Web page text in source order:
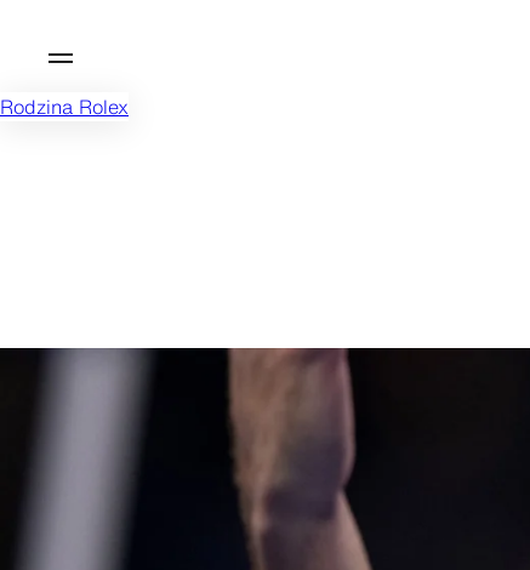
Rodzina Rolex